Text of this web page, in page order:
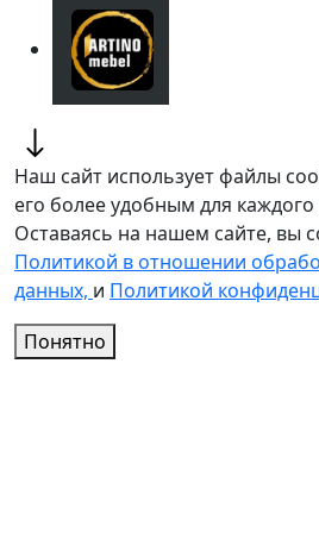
Наш сайт использует файлы
его более удобным для каждого
Оставаясь на нашем сайте, вы
Политикой в отношении
данных, и Политикой
Понятно